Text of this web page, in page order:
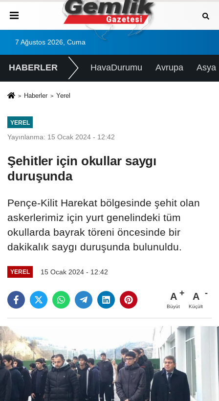
7 Ağustos 2026, Cuma
HABERLER HavaDurumu Avrupa Asya
Haberler Yerel
YEREL
Yayınlanma: 15 Ocak 2024 - 12:42
Şehitler için okullar saygı
duruşunda
Pençe-Kilit Harekat bölgesinde şehit olan
askerlerimiz için yurt genelindeki tüm
okullarda bayrak töreni öncesinde bir
dakikalık saygı duruşunda bulunuldu.
YEREL 15 Ocak 2024 - 12:42
A
Büyüt
A
Küçült